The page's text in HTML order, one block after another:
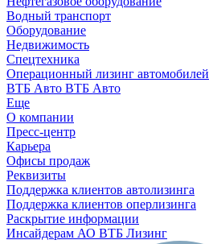
Водный транспорт
Оборудование
Недвижимость
Спецтехника
Операционный лизинг автомобилей
ВТБ Авто ВТБ Авто
Еще
О компании
Пресс-центр
Карьера
Офисы продаж
Реквизиты
Поддержка клиентов автолизинга
Поддержка клиентов оперлизинга
Раскрытие информации
Инсайдерам АО ВТБ Лизинг